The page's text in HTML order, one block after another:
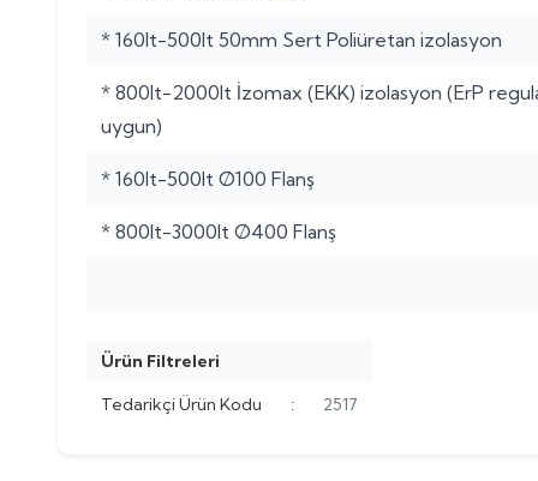
* 160lt-500lt 50mm Sert Poliüretan izolasyon
* 800lt-2000lt İzomax (EKK) izolasyon (ErP
uygun)
* 160lt-500lt Ø100 Flanş
* 800lt-3000lt Ø400 Flanş
Ürün Filtreleri
Tedarikçi Ürün Kodu
: 2517